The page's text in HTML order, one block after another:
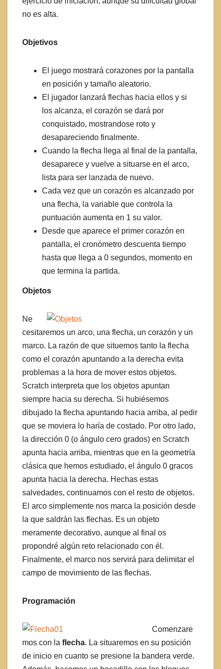
no es alta.
Objetivos
El juego mostrará corazones por la pantalla
en posición y tamaño aleatorio.
El jugador lanzará flechas hacia ellos y si
los alcanza, el corazón se dará por
conquistado, mostrandose roto y
desapareciendo finalmente.
Cuando la flecha llega al final de la pantalla,
desaparece y vuelve a situarse en el arco,
lista para ser lanzada de nuevo.
Cada vez que un corazón es alcanzado por
una flecha, la variable que controla la
puntuación aumenta en 1 su valor.
Desde que aparece el primer corazón en
pantalla, el cronómetro descuenta tiempo
hasta que llega a 0 segundos, momento en
que termina la partida.
Objetos
Ne
cesitaremos un arco, una flecha, un corazón y un
marco. La razón de que situemos tanto la flecha
como el corazón apuntando a la derecha evita
problemas a la hora de mover estos objetos.
Scratch interpreta que los objetos apuntan
siempre hacia su derecha. Si hubiésemos
dibujado la flecha apuntando hacia arriba, al pedir
que se moviera lo haría de costado. Por otro lado,
la dirección 0 (o ángulo cero grados) en Scratch
apunta hacia arriba, mientras que en la geometría
clásica que hemos estudiado, el ángulo 0 gracos
apunta hacia la derecha. Hechas estas
salvedades, continuamos con el resto de objetos.
El arco simplemente nos marca la posición desde
la que saldrán las flechas. Es un objeto
meramente decorativo, aunque al final os
propondré algún reto relacionado con él.
Finalmente, el marco nos servirá para delimitar el
campo de movimiento de las flechas.
Programación
Comenzare
mos con la flecha. La situaremos en su posición
de inicio en cuanto se presione la bandera verde.